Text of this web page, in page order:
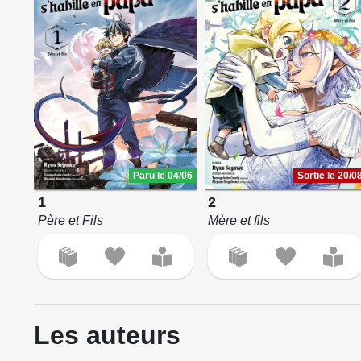
Paru le 04/06
1
Père et Fils
Sortie le 20/
2
Mère et fils
Les auteurs